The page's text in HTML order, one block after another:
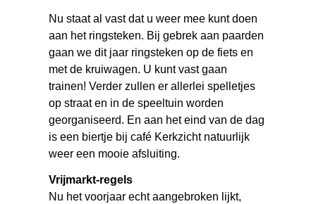
Nu staat al vast dat u weer mee kunt doen
aan het ringsteken. Bij gebrek aan paarden
gaan we dit jaar ringsteken op de fiets en
met de kruiwagen. U kunt vast gaan
trainen! Verder zullen er allerlei spelletjes
op straat en in de speeltuin worden
georganiseerd. En aan het eind van de dag
is een biertje bij café Kerkzicht natuurlijk
weer een mooie afsluiting.
Vrijmarkt-regels
Nu het voorjaar echt aangebroken lijkt,